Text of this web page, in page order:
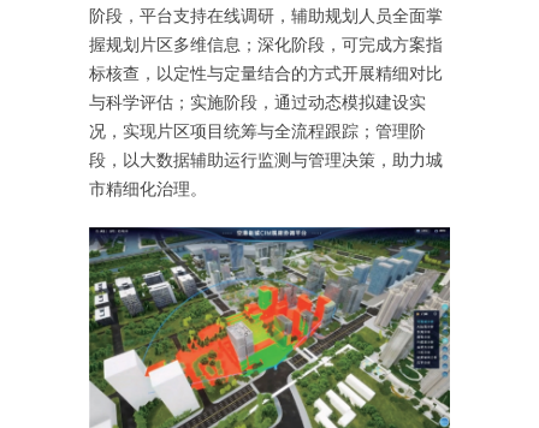
阶段，平台支持在线调研，辅助规划人员全面掌
握规划片区多维信息；深化阶段，可完成方案指
标核查，以定性与定量结合的方式开展精细对比
与科学评估；实施阶段，通过动态模拟建设实
况，实现片区项目统筹与全流程跟踪；管理阶
段，以大数据辅助运行监测与管理决策，助力城
市精细化治理。